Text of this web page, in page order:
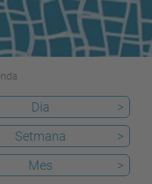
Dia
>
Setmana
>
Mes >